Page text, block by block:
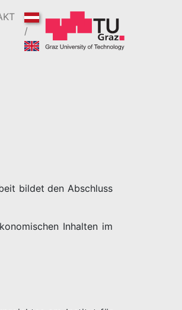
/
bildet den Abschluss
Inhalten im